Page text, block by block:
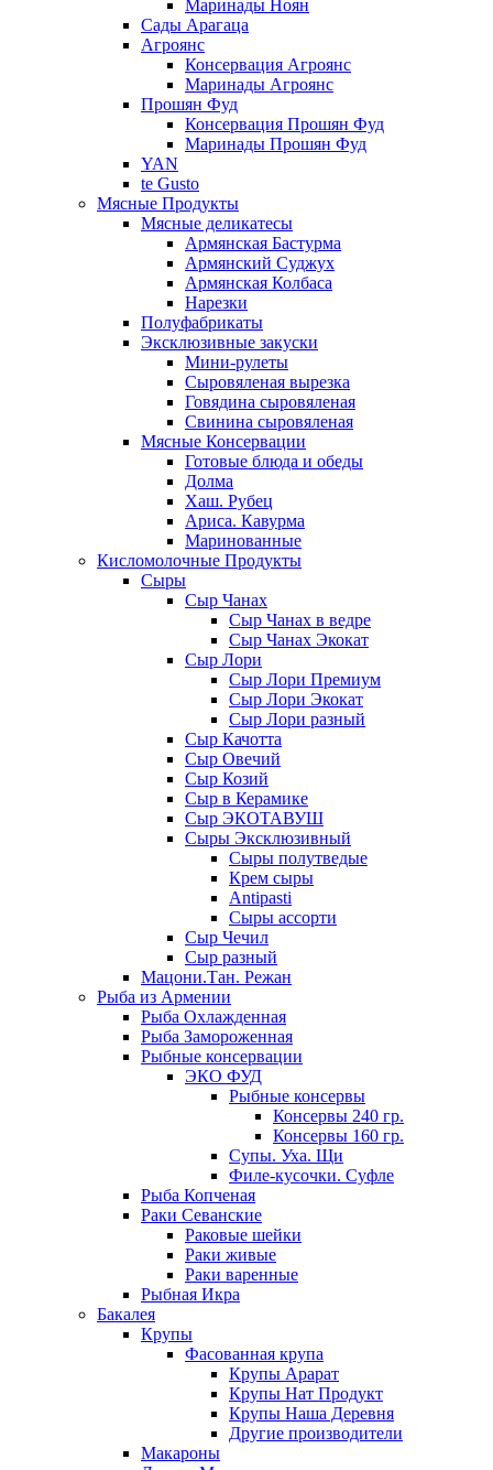
Маринады Ноян
Сады Арагаца
Агроянс
Консервация Агроянс
Маринады Агроянс
Прошян Фуд
Консервация Прошян Фуд
Маринады Прошян Фуд
YAN
te Gusto
Мясные Продукты
Мясные деликатесы
Армянская Бастурма
Армянский Суджух
Армянская Колбаса
Нарезки
Полуфабрикаты
Эксклюзивные закуски
Мини-рулеты
Сыровяленая вырезка
Говядина сыровяленая
Свинина сыровяленая
Мясные Консервации
Готовые блюда и обеды
Долма
Хаш. Рубец
Ариса. Кавурма
Маринованные
Кисломолочные Продукты
Сыры
Сыр Чанах
Сыр Чанах в ведре
Сыр Чанах Экокат
Сыр Лори
Сыр Лори Премиум
Сыр Лори Экокат
Сыр Лори разный
Сыр Качотта
Сыр Овечий
Сыр Козий
Сыр в Керамике
Сыр ЭКОТАВУШ
Сыры Эксклюзивный
Сыры полутведые
Крем сыры
Antipasti
Сыры ассорти
Сыр Чечил
Сыр разный
Мацони.Тан. Режан
Рыба из Армении
Рыба Охлажденная
Рыба Замороженная
Рыбные консервации
ЭКО ФУД
Рыбные консервы
Консервы 240 гр.
Консервы 160 гр.
Супы. Уха. Щи
Филе-кусочки. Суфле
Рыба Копченая
Раки Севанские
Раковые шейки
Раки живые
Раки варенные
Рыбная Икра
Бакалея
Крупы
Фасованная крупа
Крупы Арарат
Крупы Нат Продукт
Крупы Наша Деревня
Другие производители
Макароны